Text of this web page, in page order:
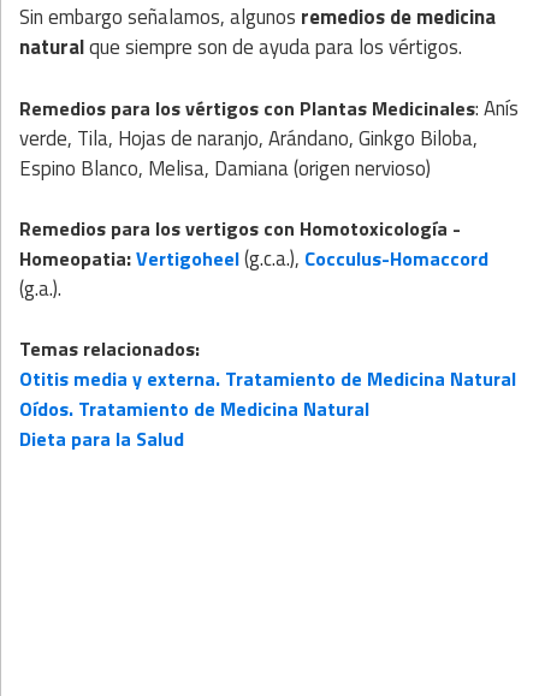
Sin embargo señalamos, algunos remedios de medicina
naturalque siempre son de ayuda para los vértigos.
Remedios para los vértigos con Plantas Medicinales: Anís
verde, Tila, Hojas de naranjo, Arándano, Ginkgo Biloba,
Espino Blanco, Melisa, Damiana (origen nervioso)
Remedios para los vertigos con Homotoxicología -
Homeopatia:Vertigoheel(g.c.a.), Cocculus-Homaccord
(g.a.).
Temas relacionados:
Otitis media y externa. Tratamiento de Medicina Natural
Oídos. Tratamiento de Medicina Natural
Dieta para la Salud